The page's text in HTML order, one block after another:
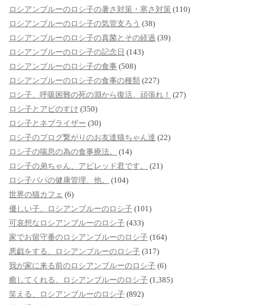
ロシアンブルーのロシ子の暑さ対策・寒さ対策 (110)
ロシアンブルーのロシ子の気管支ろう (38)
ロシアンブルーのロシ子の真菌とその経過 (39)
ロシアンブルーのロシ子の記念日 (143)
ロシアンブルーのロシ子の食事 (508)
ロシアンブルーのロシ子の食事の種類 (227)
ロシ子、呼吸困難の死の淵から復活、頑張れ！ (27)
ロシ子とアビのすけ (350)
ロシ子とネブライザー (30)
ロシ子のブログ繋がりのお友達猫ちゃん達 (22)
ロシ子の喘息の為の食事療法。
(14)
ロシ子の弟ちゃん、アビレッド君です。
(21)
ロシ子パパの健康管理、他。
(104)
世界の猫カフェ (6)
優しい子、ロシアンブルーのロシ子 (101)
可哀想なロシアンブルーのロシ子 (433)
家でお留守番のロシアンブルーのロシ子 (164)
悪戯をする、ロシアンブルーのロシ子 (317)
我が家に来る前のロシアンブルーのロシ子 (6)
癒してくれる、ロシアンブルーのロシ子 (1,385)
笑える、ロシアンブルーのロシ子 (892)